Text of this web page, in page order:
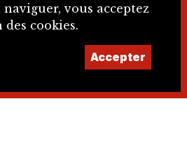
vous acceptez
cookies.
Accepter